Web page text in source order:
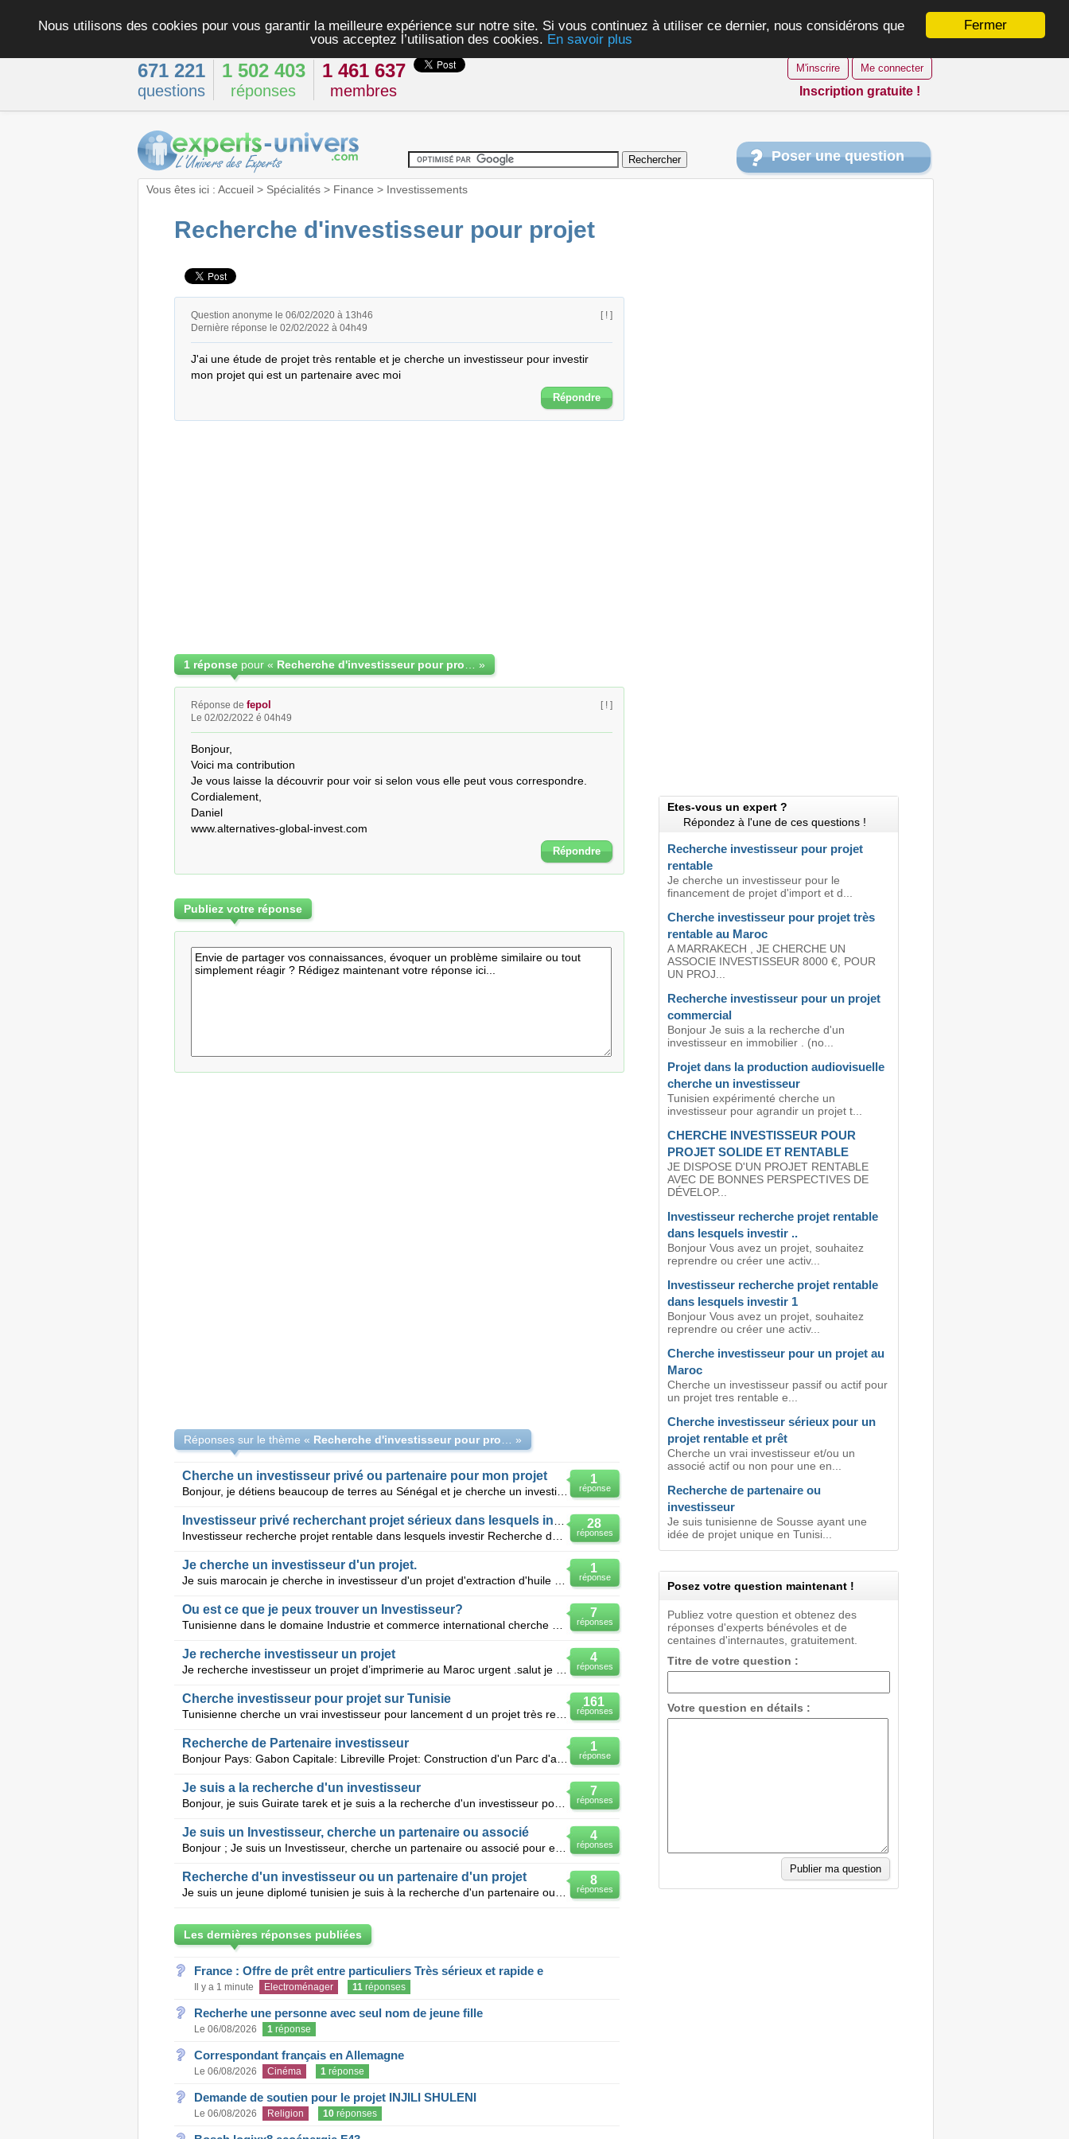
Fermer
Nous utilisons des cookies pour vous garantir la meilleure expérience sur notre site. Si vous continuez à utiliser ce dernier, nous considérons que
vous acceptez l’utilisation des cookies. En savoir plus
671 221
questions
1 502 403
réponses
1 461 637
membres
M'inscrire Me connecter
Inscription gratuite !
Poser une question
Vous êtes ici : Accueil> Spécialités> Finance > Investissements
Recherche d'investisseur pour projet
Question anonyme le 06/02/2020 à 13h46
Dernière réponse le 02/02/2022 à 04h49
[ ! ]
J'ai une étude de projet très rentable et je cherche un investisseur pour investir
mon projet qui est un partenaire avec moi
Répondre
1 réponse pour « »
Réponse de fepol
Le 02/02/2022 é 04h49
[ ! ]
Bonjour,
Voici ma contribution
Je vous laisse la découvrir pour voir si selon vous elle peut vous correspondre.
Cordialement,
Daniel
www.alternatives-global-invest.com
Répondre
Publiez votre réponse
Réponses sur le thème « »
1
réponse
Cherche un investisseur privé ou partenaire pour mon projet
Bonjour, je détiens beaucoup de terres au Sénégal et je cherche un investisseur pour mon projet sur
28
réponses
1
réponse
Je cherche un investisseur d'un projet.
7
réponses
Ou est ce que je peux trouver un Investisseur?
4
réponses
Je recherche investisseur un projet
161
réponses
Cherche investisseur pour projet sur Tunisie
Tunisienne cherche un vrai investisseur pour lancement d un projet très rentable. SVP non sérieux s
1
réponse
Recherche de Partenaire investisseur
7
réponses
Je suis a la recherche d'un investisseur
Bonjour, je suis Guirate tarek et je suis a la recherche d'un investisseur pour realiser un projet
4
réponses
Je suis un Investisseur, cherche un partenaire ou associé
Bonjour ; Je suis un Investisseur, cherche un partenaire ou associé pour exécution du projet d'ex
8
réponses
Recherche d'un investisseur ou un partenaire d'un projet
Les dernières réponses publiées
France : Offre de prêt entre particuliers Très sérieux et rapide e
Il y a 1 minute Electroménager 11réponses
Recherhe une personne avec seul nom de jeune fille
Le 06/08/2026 1réponse
Correspondant français en Allemagne
Le 06/08/2026 Cinéma 1réponse
Demande de soutien pour le projet INJILI SHULENI
Le 06/08/2026 Religion 10réponses
Etes-vous un expert ?
Répondez à l'une de ces questions !
Recherche investisseur pour projet
rentable
Je cherche un investisseur pour le
financement de projet d'import et d...
Cherche investisseur pour projet très
rentable au Maroc
A MARRAKECH , JE CHERCHE UN
ASSOCIE INVESTISSEUR 8000 €, POUR
UN PROJ...
Recherche investisseur pour un projet
commercial
Bonjour Je suis a la recherche d'un
investisseur en immobilier . (no...
Projet dans la production audiovisuelle
cherche un investisseur
Tunisien expérimenté cherche un
investisseur pour agrandir un projet t...
CHERCHE INVESTISSEUR POUR
PROJET SOLIDE ET RENTABLE
JE DISPOSE D'UN PROJET RENTABLE
AVEC DE BONNES PERSPECTIVES DE
DÉVELOP...
Investisseur recherche projet rentable
dans lesquels investir ..
Bonjour Vous avez un projet, souhaitez
reprendre ou créer une activ...
Investisseur recherche projet rentable
dans lesquels investir 1
Bonjour Vous avez un projet, souhaitez
reprendre ou créer une activ...
Cherche investisseur pour un projet au
Maroc
Cherche un investisseur passif ou actif pour
un projet tres rentable e...
Cherche investisseur sérieux pour un
projet rentable et prêt
Cherche un vrai investisseur et/ou un
associé actif ou non pour une en...
Recherche de partenaire ou
investisseur
Je suis tunisienne de Sousse ayant une
idée de projet unique en Tunisi...
Posez votre question maintenant !
Publiez votre question et obtenez des
réponses d'experts bénévoles et de
centaines d'internautes, gratuitement.
Titre de votre question :
Votre question en détails :